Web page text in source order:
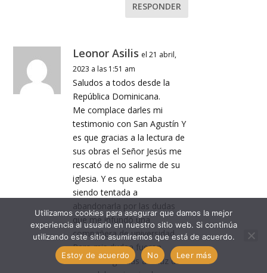
RESPONDER
Leonor Asilis el 21 abril,
2023 a las 1:51 am
Saludos a todos desde la
República Dominicana.
Me complace darles mi
testimonio con San Agustín Y
es que gracias a la lectura de
sus obras el Señor Jesús me
rescató de no salirme de su
iglesia. Y es que estaba
siendo tentada a
abandonarla por las dudas
que me infundó una
compañera de universidad.
Pero mis dudaa fueron
aclaradas gracias a la luz de
Utilizamos cookies para asegurar que damos la mejor
experiencia al usuario en nuestro sitio web. Si continúa
utilizando este sitio asumiremos que está de acuerdo.
Estoy de acuerdo
No Leer más